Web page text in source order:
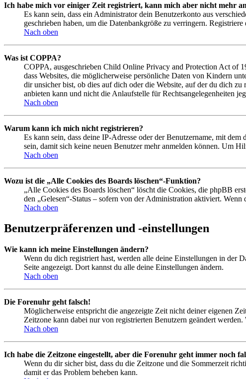
Ich habe mich vor einiger Zeit registriert, kann mich aber nicht mehr
Es kann sein, dass ein Administrator dein Benutzerkonto aus
geschrieben haben, um die Datenbankgröße zu verringern.
Nach oben
Was ist COPPA?
COPPA, ausgeschrieben Child Online Privacy and Protection Act of
dass Websites, die möglicherweise persönliche Daten von Kindern
dir unsicher bist, ob dies auf dich oder die Website, auf der du dich
anbieten kann und nicht die Anlaufstelle für Rechtsangelegenheiten
Nach oben
Warum kann ich mich nicht registrieren?
Es kann sein, dass deine IP-Adresse oder der Benutzername, mit
sein, damit sich keine neuen Benutzer mehr anmelden können. Um
Nach oben
Wozu ist die „Alle Cookies des Boards löschen“-Funktion?
„Alle Cookies des Boards löschen“ löscht die Cookies, die phpBB
den „Gelesen“-Status – sofern von der Administration aktiviert.
Nach oben
Benutzerpräferenzen und -einstellungen
Wie kann ich meine Einstellungen ändern?
Wenn du dich registriert hast, werden alle deine Einstellungen in der
Seite angezeigt. Dort kannst du alle deine Einstellungen ändern.
Nach oben
Die Forenuhr geht falsch!
Möglicherweise entspricht die angezeigte Zeit nicht deiner eigenen
Zeitzone kann dabei nur von registrierten Benutzern geändert
Nach oben
Ich habe die Zeitzone eingestellt, aber die Forenuhr geht immer noch
Wenn du dir sicher bist, dass du die Zeitzone und die Sommerzeit
damit er das Problem beheben kann.